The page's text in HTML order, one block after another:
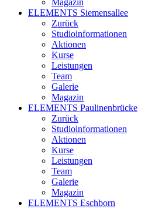
Magazin
ELEMENTS Siemensallee
Zurück
Studioinformationen
Aktionen
Kurse
Leistungen
Team
Galerie
Magazin
ELEMENTS Paulinenbrücke
Zurück
Studioinformationen
Aktionen
Kurse
Leistungen
Team
Galerie
Magazin
ELEMENTS Eschborn